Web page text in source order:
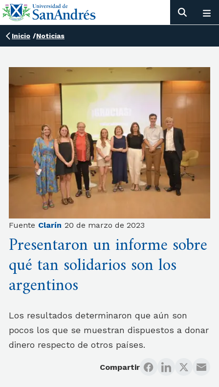
Inicio /Noticias
Fuente Clarín 20 de marzo de 2023
Presentaron un informe sobre
qué tan solidarios son los
argentinos
Los resultados determinaron que aún son
pocos los que se muestran dispuestos a donar
dinero respecto de otros países.
Compartir